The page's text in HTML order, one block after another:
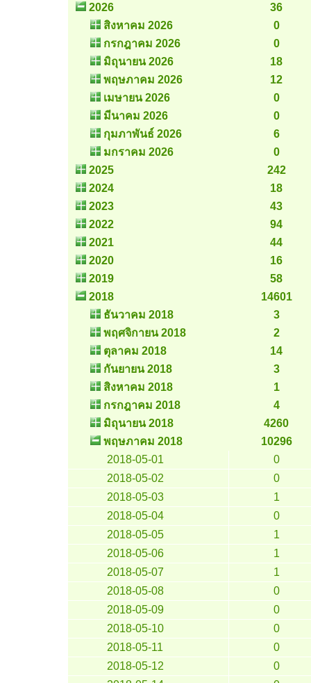
2026
36
สิงหาคม 2026
0
กรกฎาคม 2026
0
มิถุนายน 2026
18
พฤษภาคม 2026
12
เมษายน 2026
0
มีนาคม 2026
0
กุมภาพันธ์ 2026
6
มกราคม 2026
0
2025
242
2024
18
2023
43
2022
94
2021
44
2020
16
2019
58
2018
14601
ธันวาคม 2018
3
พฤศจิกายน 2018
2
ตุลาคม 2018
14
กันยายน 2018
3
สิงหาคม 2018
1
กรกฎาคม 2018
4
มิถุนายน 2018
4260
พฤษภาคม 2018
10296
2018-05-01
0
2018-05-02
0
2018-05-03
1
2018-05-04
0
2018-05-05
1
2018-05-06
1
2018-05-07
1
2018-05-08
0
2018-05-09
0
2018-05-10
0
2018-05-11
0
2018-05-12
0